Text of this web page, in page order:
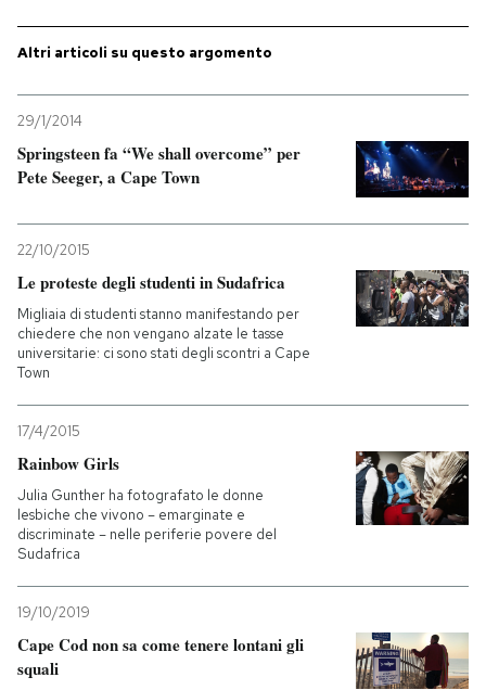
Economia
PODCAST
NEWSLETTER
I MIEI PREFERITI
CALENDARIO
AREA PERSONALE
Altri articoli su questo argomento
29/1/2014
Springsteen fa “We shall overcome” per
Pete Seeger, a Cape Town
22/10/2015
Le proteste degli studenti in Sudafrica
Migliaia di studenti stanno manifestando per
chiedere che non vengano alzate le tasse
universitarie: ci sono stati degli scontri a Cape
Town
17/4/2015
Rainbow Girls
Julia Gunther ha fotografato le donne
lesbiche che vivono – emarginate e
discriminate – nelle periferie povere del
Sudafrica
19/10/2019
Cape Cod non sa come tenere lontani gli
squali